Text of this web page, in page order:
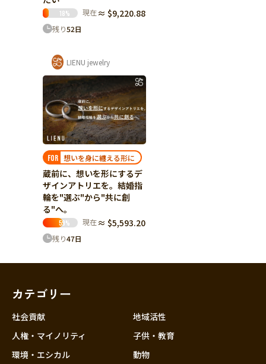
18% 現在 ≈ $9,220.88
残り52日
LIENU jewelry
FOR 想いを身に纏える形に
蔵前に、想いを形にするデ
ザインアトリエを。結婚指
輪を"選ぶ"から"共に創
る"へ。
59% 現在 ≈ $5,593.20
残り47日
カテゴリー
社会貢献
人権・マイノリティ
環境・エシカル
地域活性
子供・教育
動物